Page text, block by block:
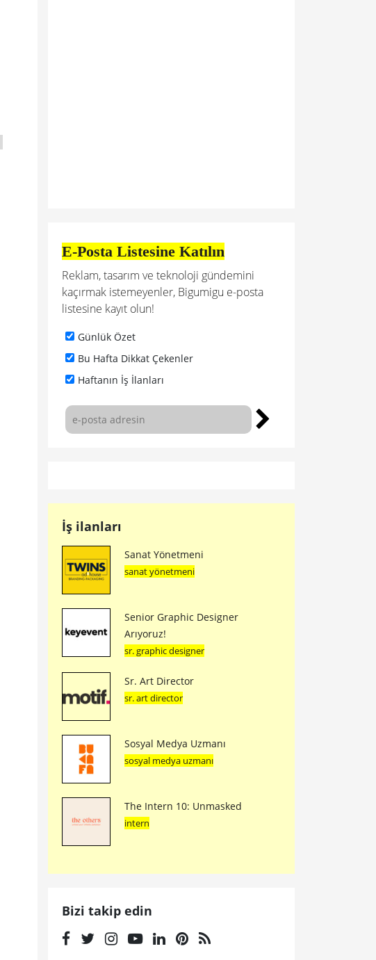
E-Posta Listesine Katılın
Reklam, tasarım ve teknoloji gündemini
kaçırmak istemeyenler, Bigumigu e-posta
listesine kayıt olun!
Günlük Özet
Bu Hafta Dikkat Çekenler
Haftanın İş İlanları
İş ilanları
Sanat Yönetmeni
sanat yönetmeni
Senior Graphic Designer
Arıyoruz!
sr. graphic designer
Sr. Art Director
sr. art director
Sosyal Medya Uzmanı
sosyal medya uzmanı
The Intern 10: Unmasked
intern
Bizi takip edin